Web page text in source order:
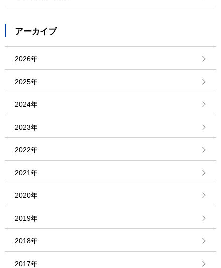
アーカイブ
2026年
2025年
2024年
2023年
2022年
2021年
2020年
2019年
2018年
2017年